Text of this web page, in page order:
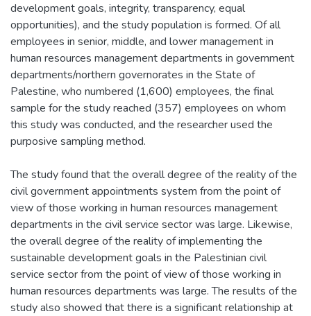
development goals, integrity, transparency, equal
opportunities), and the study population is formed. Of all
employees in senior, middle, and lower management in
human resources management departments in government
departments/northern governorates in the State of
Palestine, who numbered (1,600) employees, the final
sample for the study reached (357) employees on whom
this study was conducted, and the researcher used the
purposive sampling method.
The study found that the overall degree of the reality of the
civil government appointments system from the point of
view of those working in human resources management
departments in the civil service sector was large. Likewise,
the overall degree of the reality of implementing the
sustainable development goals in the Palestinian civil
service sector from the point of view of those working in
human resources departments was large. The results of the
study also showed that there is a significant relationship at